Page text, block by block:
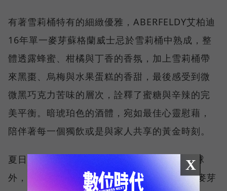
有著雪莉桶特有的細緻優雅，ABERFELDY艾柏迪
16年單一麥芽蘇格蘭威士忌於雪莉桶中熟成，整
體透露蜂蜜、柑橘與丁香的香氛，加上雪莉桶帶
來黑棗、烏梅與水果蛋糕的香甜，最後感受到微
微黑巧克力苦味的層次，詮釋了蜜糖與辛辣的完
美平衡。暗琥珀色的酒體，宛如最佳心靈慰藉，
陪伴著每一個獨飲或是與家人共享的黃金時刻。
夏日品飲，除了純飲細細品味或加入大冰塊/球
外，不妨也嘗試直接凍飲! 將整瓶艾柏迪單一麥芽
X